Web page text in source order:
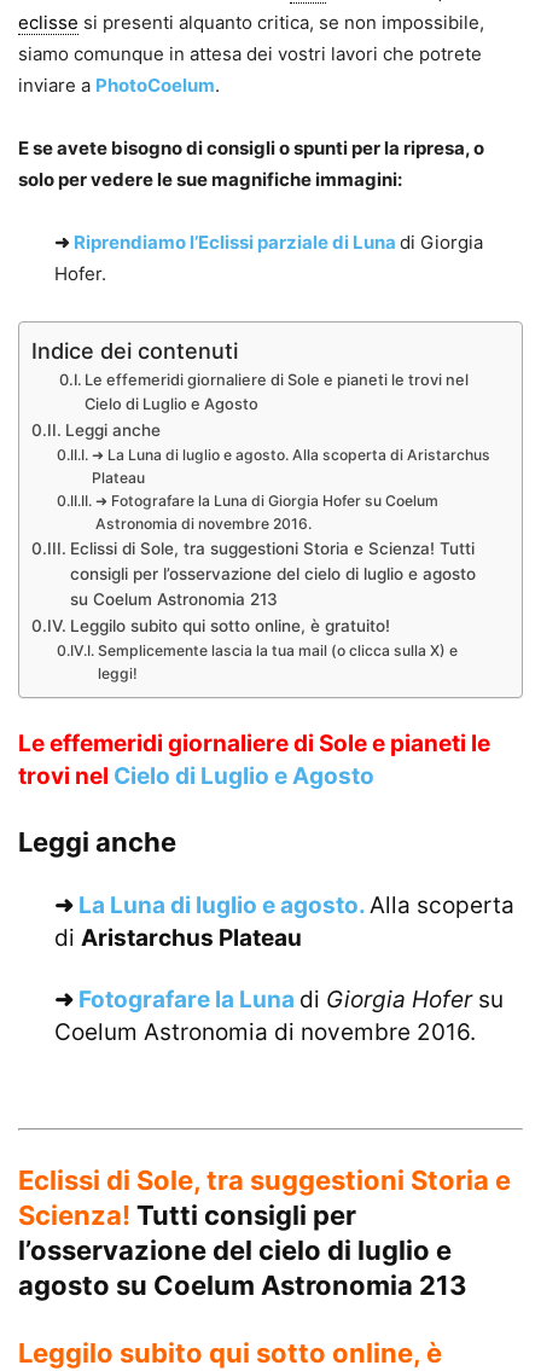
eclisse si presenti alquanto critica, se non impossibile,
siamo comunque in attesa dei vostri lavori che potrete
inviare a PhotoCoelum.
E se avete bisogno di consigli o spunti per la ripresa, o
solo per vedere le sue magnifiche immagini:
➜ Riprendiamo l’Eclissi parziale di Luna di Giorgia
Hofer.
Indice dei contenuti
Le effemeridi giornaliere di Sole e pianeti le trovi nel
Cielo di Luglio e Agosto
Leggi anche
➜ La Luna di luglio e agosto. Alla scoperta di Aristarchus
Plateau
➜ Fotografare la Luna di Giorgia Hofer su Coelum
Astronomia di novembre 2016.
Eclissi di Sole, tra suggestioni Storia e Scienza! Tutti
consigli per l’osservazione del cielo di luglio e agosto
su Coelum Astronomia 213
Leggilo subito qui sotto online, è gratuito!
Semplicemente lascia la tua mail (o clicca sulla X) e
leggi!
Le effemeridi giornaliere di Sole e pianeti le
trovi nel Cielo di Luglio e Agosto
Leggi anche
➜ La Luna di luglio e agosto.Alla scoperta
di Aristarchus Plateau
➜ Fotografare la Luna di Giorgia Hofersu
Coelum Astronomia di novembre 2016.
Eclissi di Sole, tra suggestioni Storia e
Scienza! Tutti consigli per
l’osservazione del cielo di luglio e
agosto su Coelum Astronomia 213
Leggilo subito qui sotto online, è